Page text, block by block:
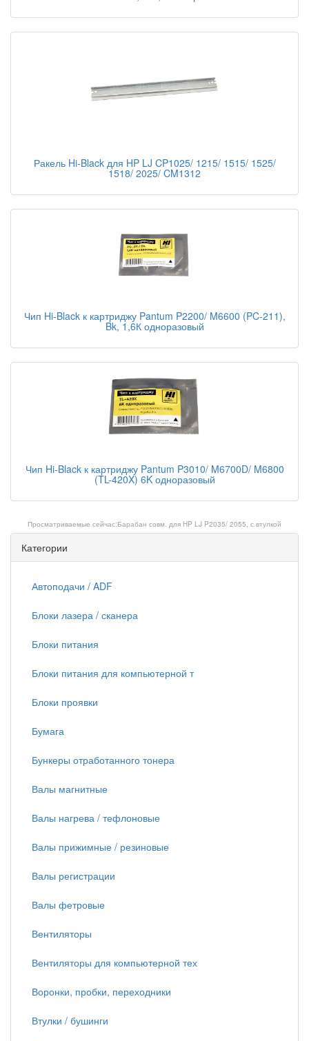
Ракель Hi-Black для HP LJ CP1025/ 1215/ 1515/ 1525/
1518/ 2025/ CM1312
Чип Hi-Black к картриджу Pantum P2200/ M6600 (PC-211),
Bk, 1,6К одноразовый
Чип Hi-Black к картриджу Pantum P3010/ M6700D/ M6800
(TL-420X) 6K одноразовый
Просматриваемые сейчас:Барабан совм. для HP LJ P2035/ 2055, с втулкой
Категории
Автоподачи / ADF
Блоки лазера / сканера
Блоки питания
Блоки питания для компьютерной т
Блоки проявки
Бумага
Бункеры отработанного тонера
Валы магнитные
Валы нагрева / тефлоновые
Валы прижимные / резиновые
Валы регистрации
Валы фетровые
Вентиляторы
Вентиляторы для компьютерной тех
Воронки, пробки, переходники
Втулки / бушинги